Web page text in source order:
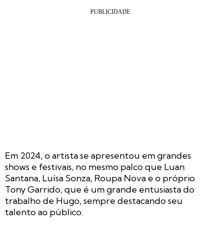
Em 2024, o artista se apresentou em grandes
shows e festivais, no mesmo palco que Luan
Santana, Luísa Sonza, Roupa Nova e o próprio
Tony Garrido, que é um grande entusiasta do
trabalho de Hugo, sempre destacando seu
talento ao público.